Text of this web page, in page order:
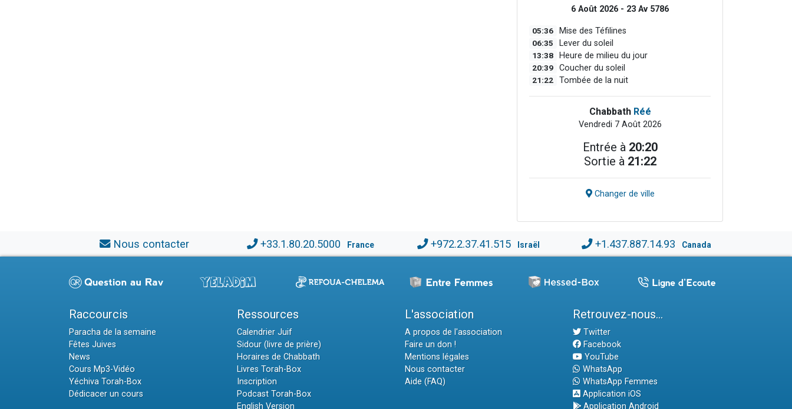
6 Août 2026 - 23 Av 5786
05:36 Mise des Téfilines
06:35 Lever du soleil
13:38 Heure de milieu du jour
20:39 Coucher du soleil
21:22 Tombée de la nuit
Chabbath Réé
Vendredi 7 Août 2026
Entrée à 20:20
Sortie à 21:22
Changer de ville
Nous contacter +33.1.80.20.5000 France +972.2.37.41.515 Israël +1.437.887.14.93 Canada
Raccourcis
Paracha de la semaine
Fêtes Juives
News
Cours Mp3-Vidéo
Yéchiva Torah-Box
Dédicacer un cours
Ressources
Calendrier Juif
Sidour (livre de prière)
Horaires de Chabbath
Livres Torah-Box
Inscription
Podcast Torah-Box
English Version
L'association
A propos de l'association
Faire un don !
Mentions légales
Nous contacter
Aide (FAQ)
Retrouvez-nous...
Twitter
Facebook
YouTube
WhatsApp
WhatsApp Femmes
Application iOS
Application Android